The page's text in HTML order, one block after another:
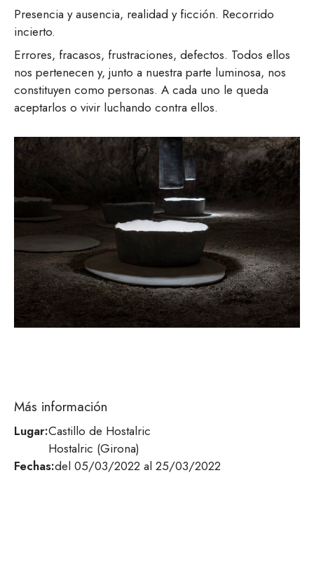
Presencia y ausencia, realidad y ficción. Recorrido
incierto.
Errores, fracasos, frustraciones, defectos. Todos ellos
nos pertenecen y, junto a nuestra parte luminosa, nos
constituyen como personas. A cada uno le queda
aceptarlos o vivir luchando contra ellos.
Más información
Lugar:Castillo de Hostalric
Hostalric (Girona)
Fechas:del 05/03/2022 al 25/03/2022